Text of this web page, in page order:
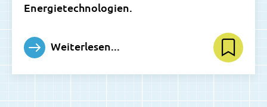
Energietechnologien.
Weiterlesen...